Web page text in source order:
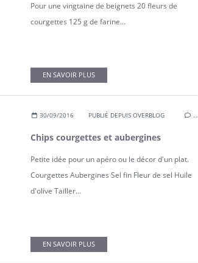
Pour une vingtaine de beignets 20 fleurs de
courgettes 125 g de farine...
EN SAVOIR PLUS
30/09/2016 PUBLIÉ DEPUIS OVERBLOG …
Chips courgettes et aubergines
Petite idée pour un apéro ou le décor d'un plat.
Courgettes Aubergines Sel fin Fleur de sel Huile
d'olive Tailler...
EN SAVOIR PLUS